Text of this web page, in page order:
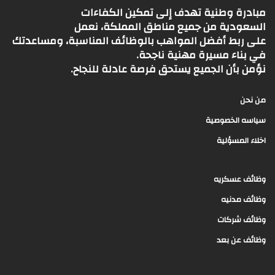
مبادرة وطنية تهدف إلى تمكين الكفاءات
السعودية من جميع مناطق المملكة، نعمل
على ربط أفضل المواهب بالوظائف المناسبة، ومساعدتك
في بناء مسيرة مهنية ناجحة.
نؤمن بأن الجميع يستحق فرصة عادلة للنجاح.
من نحن
سياسه الخصوصية
اخلاء المسؤلية
وظائف عسكريه
وظائف مدنيه
وظائف شركات
وظائف عن بعد